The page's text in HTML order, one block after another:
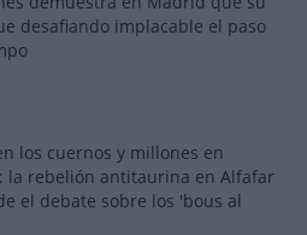
desafiando implacable el paso
los cuernos y millones en
la rebelión antitaurina en Alfafar
el debate sobre los 'bous al